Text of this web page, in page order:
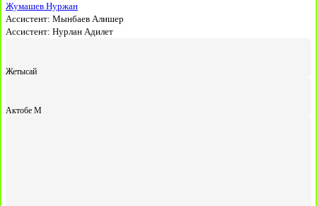
Жумашев Нуржан
Ассистент: Мынбаев Алишер
Ассистент: Нурлан Адилет
Жетысай
Актобе М